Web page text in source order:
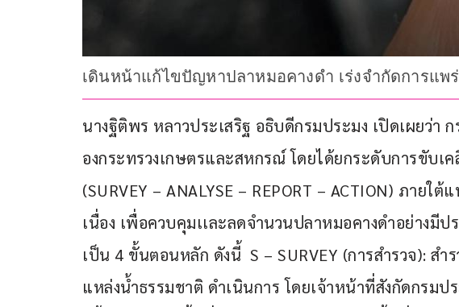
เดินหน้าแก้ไขปัญหาปลาหมอคางดำ เร่งจำกัดการแ
นางฐิติพร หลาวประเสริฐ อธิบดีกรมประมง เปิดเผยว่า
องกระทรวงเกษตรและสหกรณ์ โดยได้ยกระดับการขับเ
(SURVEY – ANALYSE – REPORT – ACTION) ภาย
เนื่อง เพื่อควบคุมเเละลดจำนวนปลาหมอคางดำอย่างมี
เป็น 4 ขั้นตอนหลัก ดังนี้  S – SURVEY (การสำรวจ): ส
แหล่งน้ำธรรมชาติ ดำเนินการ โดยเจ้าหน้าที่สังกัดกรม